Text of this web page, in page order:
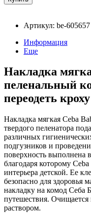
Артикул: be-605657
Информация
Еще
Накладка
пеленальный
переодеть
Накладка мягкая Ceba
твердого пеленатора
различных
подгузников и
поверхность выполнена
благодаря которому
интерьера детской. Ее
безопасно для
накладку на комод Себа
путешествия.
раствором.